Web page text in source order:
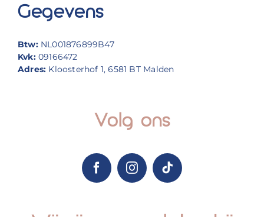
Gegevens
Btw: NL001876899B47
Kvk:09166472
Adres: Kloosterhof 1, 6581 BT Malden
Volg ons